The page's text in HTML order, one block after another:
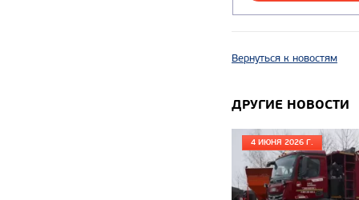
Вернуться к новостям
ДРУГИЕ НОВОСТИ
4 ИЮНЯ 2026 Г.